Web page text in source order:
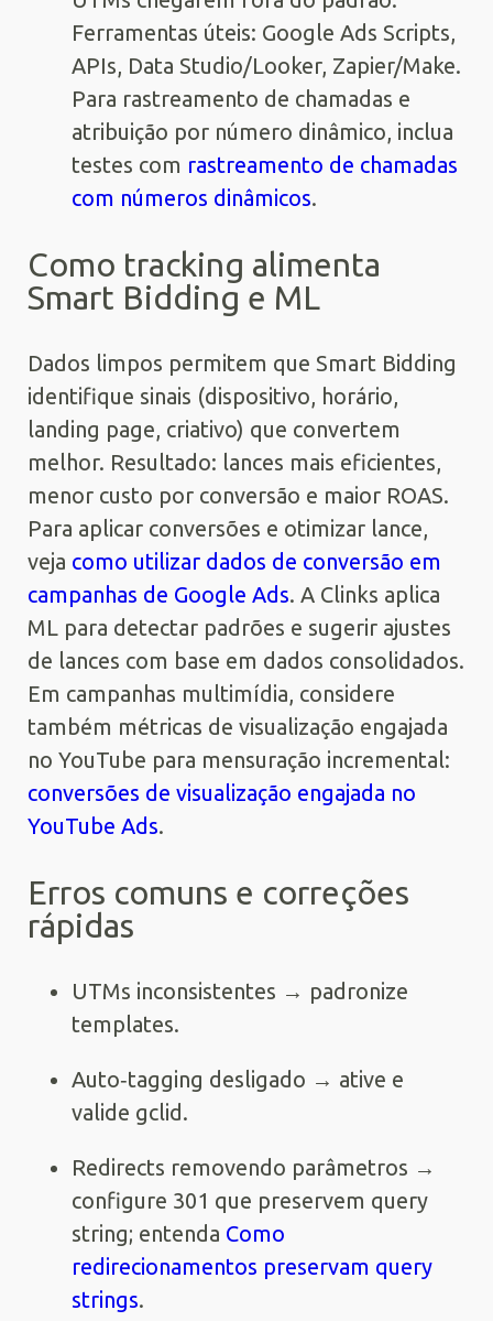
Ferramentas úteis: Google Ads Scripts,
APIs, Data Studio/Looker, Zapier/Make.
Para rastreamento de chamadas e
atribuição por número dinâmico, inclua
testes com rastreamento de chamadas
com números dinâmicos.
Como tracking alimenta
Smart Bidding e ML
Dados limpos permitem que Smart Bidding
identifique sinais (dispositivo, horário,
landing page, criativo) que convertem
melhor. Resultado: lances mais eficientes,
menor custo por conversão e maior ROAS.
Para aplicar conversões e otimizar lance,
veja como utilizar dados de conversão em
campanhas de Google Ads. A Clinks aplica
ML para detectar padrões e sugerir ajustes
de lances com base em dados consolidados.
Em campanhas multimídia, considere
também métricas de visualização engajada
no YouTube para mensuração incremental:
conversões de visualização engajada no
YouTube Ads.
Erros comuns e correções
rápidas
UTMs inconsistentes → padronize
templates.
Auto‑tagging desligado → ative e
valide gclid.
Redirects removendo parâmetros →
configure 301 que preservem query
string; entenda Como
redirecionamentos preservam query
strings.